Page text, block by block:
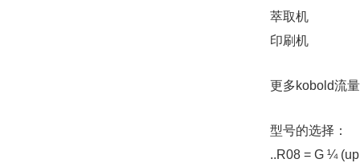
萃取机
印刷机
更多kobold流
型号的选择：
..R08 = G ¼